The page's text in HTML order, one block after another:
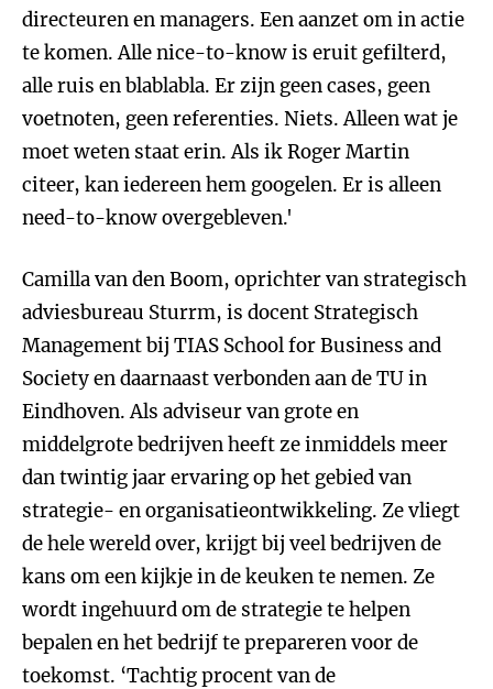
directeuren en managers. Een aanzet om in actie
te komen. Alle nice-to-know is eruit gefilterd,
alle ruis en blablabla. Er zijn geen cases, geen
voetnoten, geen referenties. Niets. Alleen wat je
moet weten staat erin. Als ik Roger Martin
citeer, kan iedereen hem googelen. Er is alleen
need-to-know overgebleven.'
Camilla van den Boom, oprichter van strategisch
adviesbureau Sturrm, is docent Strategisch
Management bij TIAS School for Business and
Society en daarnaast verbonden aan de TU in
Eindhoven. Als adviseur van grote en
middelgrote bedrijven heeft ze inmiddels meer
dan twintig jaar ervaring op het gebied van
strategie- en organisatieontwikkeling. Ze vliegt
de hele wereld over, krijgt bij veel bedrijven de
kans om een kijkje in de keuken te nemen. Ze
wordt ingehuurd om de strategie te helpen
bepalen en het bedrijf te prepareren voor de
toekomst. ‘Tachtig procent van de